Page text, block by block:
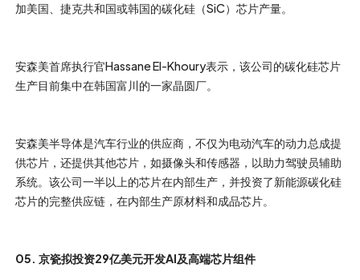
加美国、捷克共和国或韩国的碳化硅（SiC）芯片产量。
安森美首席执行官Hassane El-Khoury表示，该公司的碳化硅芯片
生产目前集中在韩国富川的一家晶圆厂。
安森美半导体是汽车行业的供应商，不仅为电动汽车的动力总成提
供芯片，还提供其他芯片，如摄像头和传感器，以助力驾驶员辅助
系统。该公司一半以上的芯片在内部生产，并投资了新能源碳化硅
芯片的完整供应链，在内部生产原材料和成品芯片。
05. 京瓷拟投资29亿美元开发AI及高端芯片组件